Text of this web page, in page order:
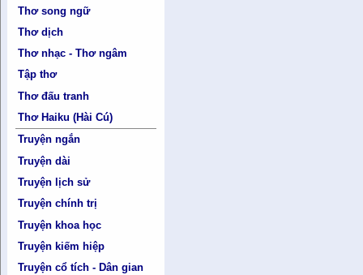
Thơ song ngữ
Thơ dịch
Thơ nhạc - Thơ ngâm
Tập thơ
Thơ đấu tranh
Thơ Haiku (Hài Cú)
Truyện ngắn
Truyện dài
Truyện lịch sử
Truyện chính trị
Truyện khoa học
Truyện kiếm hiệp
Truyện cổ tích - Dân gian